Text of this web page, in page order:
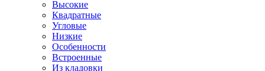
Высокие
Квадратные
Угловые
Низкие
Особенности
Встроенные
Из кладовки